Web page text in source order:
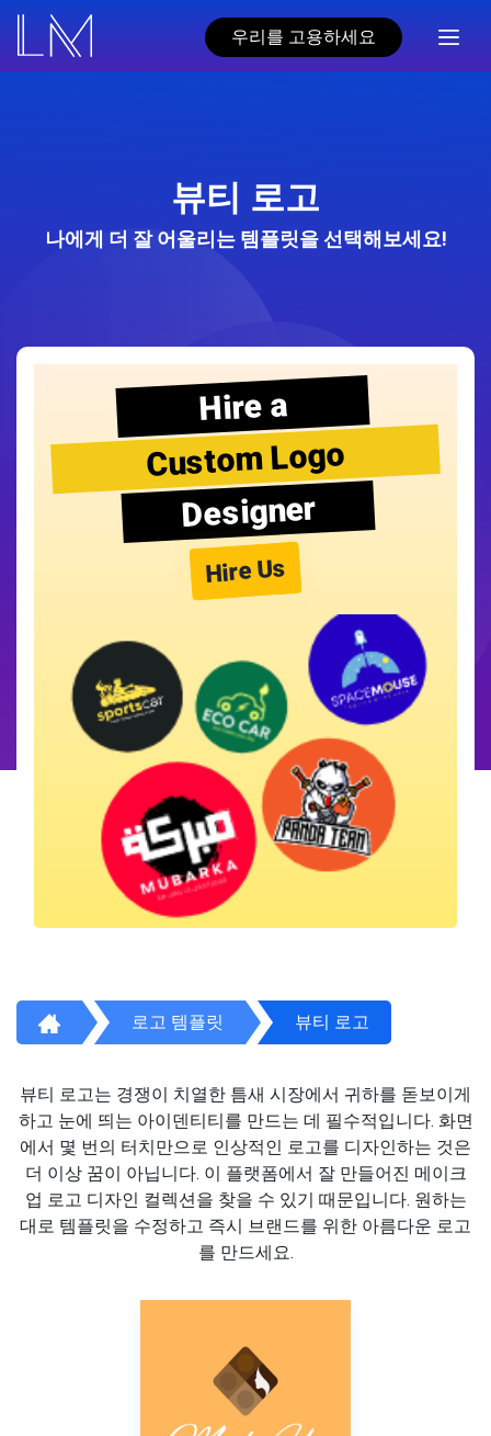
우리를 고용하세요
뷰티 로고
나에게 더 잘 어울리는 템플릿을 선택해보세요!
Hire a
Custom Logo
Designer
Hire Us
로고 템플릿 뷰티 로고
뷰티 로고는 경쟁이 치열한 틈새 시장에서 귀하를 돋보이게
하고 눈에 띄는 아이덴티티를 만드는 데 필수적입니다. 화면
에서 몇 번의 터치만으로 인상적인 로고를 디자인하는 것은
더 이상 꿈이 아닙니다. 이 플랫폼에서 잘 만들어진 메이크
업 로고 디자인 컬렉션을 찾을 수 있기 때문입니다. 원하는
대로 템플릿을 수정하고 즉시 브랜드를 위한 아름다운 로고
를 만드세요.